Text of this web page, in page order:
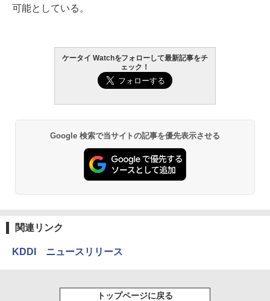
可能としている。
ケータイ Watchをフォローして最新記事をチ
ェック！
Google 検索で当サイトの記事を優先表示させる
関連リンク
KDDI ニュースリリース
トップページに戻る